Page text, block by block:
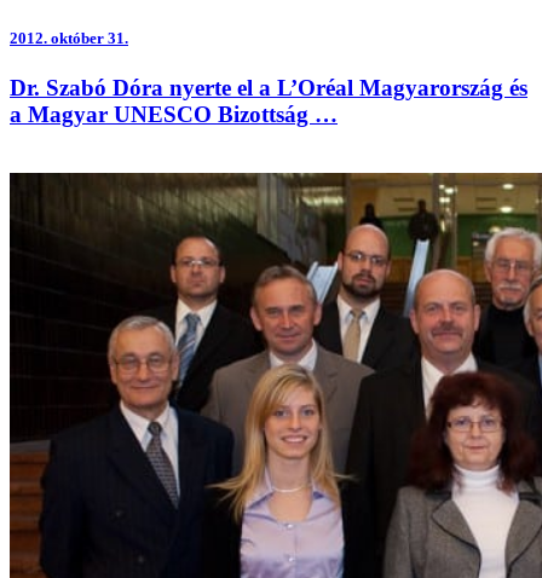
2012. október 31.
Dr. Szabó Dóra nyerte el a L’Oréal Magyarország és
a Magyar UNESCO Bizottság …